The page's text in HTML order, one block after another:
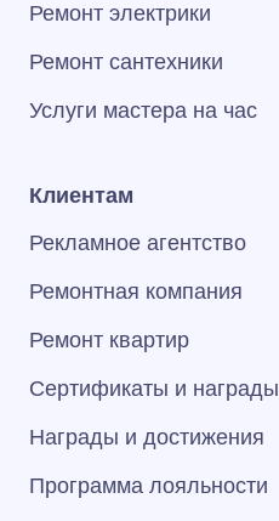
Ремонт электрики
Ремонт сантехники
Услуги мастера на час
Клиентам
Рекламное агентство
Ремонтная компания
Ремонт квартир
Сертификаты и награды
Награды и достижения
Программа лояльности